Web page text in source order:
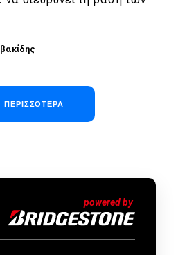
ΠΕΡΙΣΣΌΤΕΡΑ